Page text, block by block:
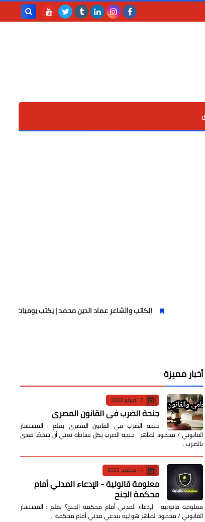
الكاتب والشاعر عماد الدين محمد | يكتب يوميات شاعر وقصيدة :
أخبار مميزة
17 فبراير 2023
جنحة الضرب في القانون المصري
جنحة الضرب في القانون المصري بقلم : المستشار
القانوني / محمود الطاهر جنحة الضرب بكل بساطة تعني أن شخصًا تعدى
بالضرب…
14 سبتمبر 2022
معلومة قانونية - الإدعاء المدني أمام
محكمة الجنح
معلومة قانونية الإدعاء المدني أمام محكمة الجنح؟ بقلم : المستشار
القانوني / محمود الطاهر هو ليه بندعي مدني أمام محكمة …